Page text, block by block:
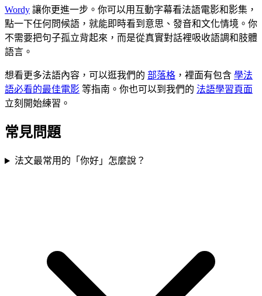
Wordy 讓你更進一步。你可以用互動字幕看法語電影和影集，
點一下任何問候語，就能即時看到意思、發音和文化情境。你
不需要把句子孤立背起來，而是從真實對話裡吸收語調和肢體
語言。
想看更多法語內容，可以逛我們的 部落格 ，裡面有包含 學法
語必看的最佳電影 等指南。你也可以到我們的 法語學習頁面
立刻開始練習。
常見問題
法文最常用的「你好」怎麼說？